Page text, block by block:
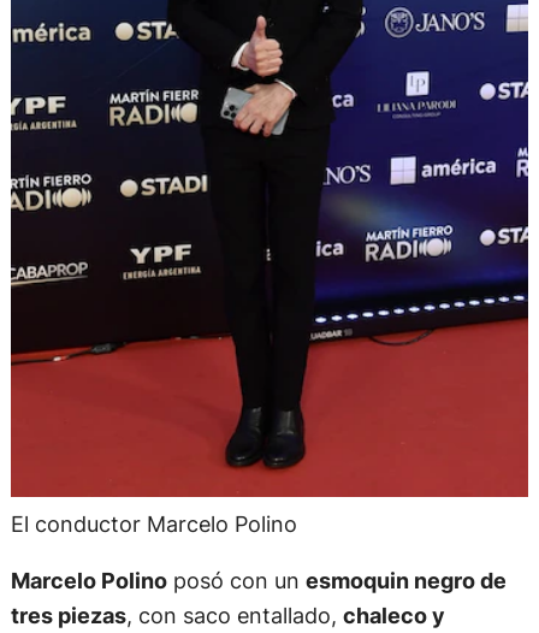
El conductor Marcelo Polino
Marcelo Polinoposó con un esmoquin negro de
tres piezas, con saco entallado, chaleco y